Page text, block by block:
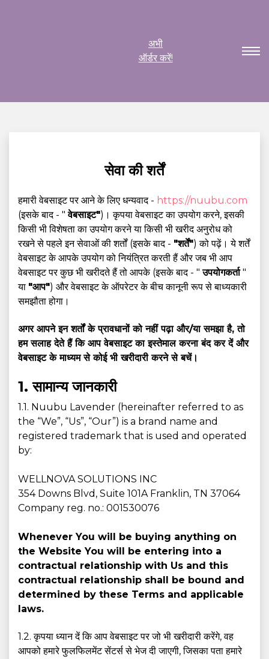
अभी
ऑर्डर करें!
सेवा की शर्तें
हमारी वेबसाइट पर आने के लिए धन्यवाद - https://nuubu.com
(इसके बाद - "वेबसाइट")। कृपया वेबसाइट का उपयोग करने, इसकी
किसी भी विशेषता का उपयोग करने या किसी भी खरीद अनुरोध को
रखने से पहले इन सेवाओं की शर्तों (इसके बाद - "शर्तें") को पढ़ें। ये शर्तें
वेबसाइट के आपके उपयोग को नियंत्रित करती हैं और जब भी आप
वेबसाइट पर कुछ भी खरीदते हैं तो आपके (इसके बाद - "उपयोगकर्ता"
या "आप") और वेबसाइट के ऑपरेटर के बीच कानूनी रूप से बाध्यकारी
समझौता होगा।
अगर आपने इन शर्तों के प्रावधानों को नहीं पढ़ा और/या समझा है, तो
हम सलाह देते हैं कि आप वेबसाइट का इस्तेमाल करना बंद कर दें और
वेबसाइट के माध्यम से कोई भी खरीदारी करने से बचें।
1. सामान्य जानकारी
1.1. Nuubu Lavender (hereinafter referred to as
the “We”, “Us”, “Our”) is a brand name and
registered trademark that is used and operated
by:
WELLNOVA SOLUTIONS INC
354 Downs Blvd, Suite 101A Franklin, TN 37064
Company reg. no.: 001530076
Whenever You will be buying anything on
the Website You will be entering into a
contractual relationship with Us and this
contractual relationship shall be bound and
determined by these Terms and applicable
laws.
1.2. कृपया ध्यान दें कि आप वेबसाइट पर जो भी खरीदारी करेंगे, वह
आपको हमारे फुलफिलमेंट सेंटर्स से भेज दी जाएगी, जिसका पता हमारे